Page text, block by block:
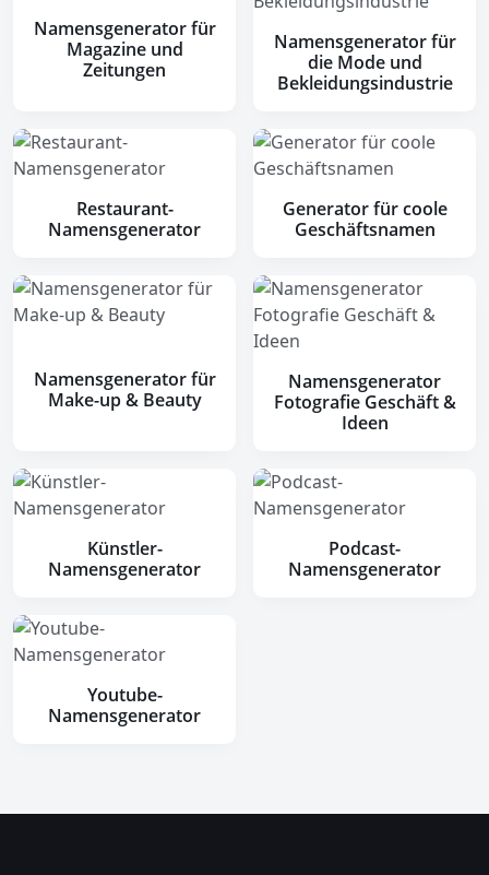
Namensgenerator für
Magazine und
Zeitungen
Namensgenerator für
die Mode und
Bekleidungsindustrie
Restaurant-
Namensgenerator
Generator für coole
Geschäftsnamen
Namensgenerator für
Make-up & Beauty
Namensgenerator
Fotografie Geschäft &
Ideen
Künstler-
Namensgenerator
Podcast-
Namensgenerator
Youtube-
Namensgenerator